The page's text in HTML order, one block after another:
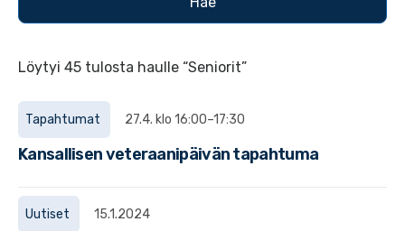
Löytyi 45 tulosta haulle “Seniorit”
Tapahtumat 27.4. klo 16:00–17:30
Kansallisen veteraanipäivän tapahtuma
Uutiset 15.1.2024